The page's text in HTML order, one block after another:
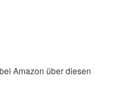
Amazon über diesen